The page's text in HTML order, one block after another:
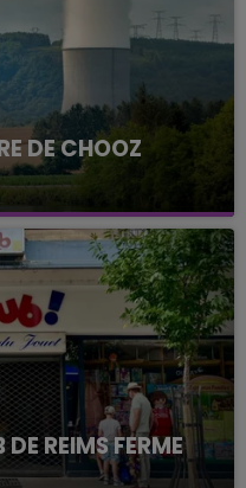
DE CHOOZ
la centrale
Une situation
qui est toujours
REIMS FERME